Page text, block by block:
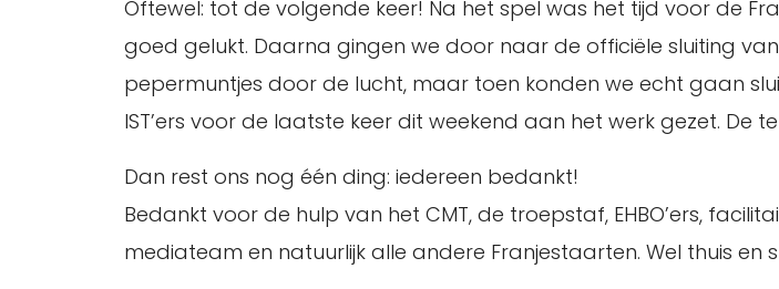
Oftewel: tot de volgende keer! Na het spel was het tijd voor de
goed gelukt. Daarna gingen we door naar de officiële sluiting
pepermuntjes door de lucht, maar toen konden we echt gaan
IST’ers voor de laatste keer dit weekend aan het werk gezet. De
Dan rest ons nog één ding: iedereen bedankt!
Bedankt voor de hulp van het CMT, de troepstaf, EHBO’ers,
mediateam en natuurlijk alle andere Franjestaarten. Wel thuis en